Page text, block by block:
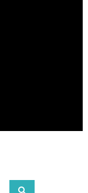
Search